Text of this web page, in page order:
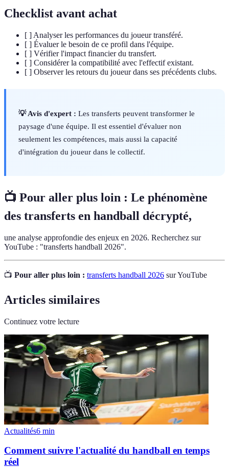
Checklist avant achat
[ ] Analyser les performances du joueur transféré.
[ ] Évaluer le besoin de ce profil dans l'équipe.
[ ] Vérifier l'impact financier du transfert.
[ ] Considérer la compatibilité avec l'effectif existant.
[ ] Observer les retours du joueur dans ses précédents clubs.
💡 Avis d'expert : Les transferts peuvent transformer le
paysage d'une équipe. Il est essentiel d'évaluer non
seulement les compétences, mais aussi la capacité
d'intégration du joueur dans le collectif.
📺 Pour aller plus loin : Le phénomène
des transferts en handball décrypté,
une analyse approfondie des enjeux en 2026. Recherchez sur
YouTube : "transferts handball 2026".
📺 Pour aller plus loin : transferts handball 2026 sur YouTube
Articles similaires
Continuez votre lecture
Actualités6 min
Comment suivre l'actualité du handball en temps
réel